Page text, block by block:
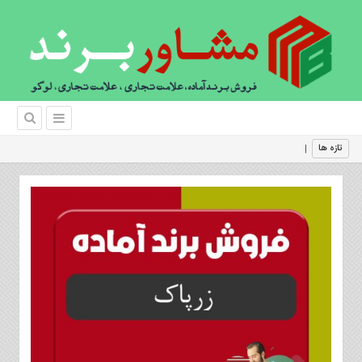
تازه ها نحوه ث